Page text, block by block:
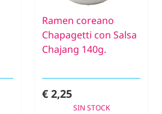
Ramen coreano
Chapagetti con Salsa
Chajang 140g.
€ 2,25
SIN STOCK